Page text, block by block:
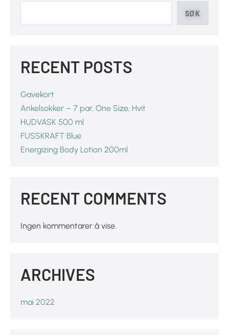
SØK
RECENT POSTS
Gavekort
Ankelsokker – 7 par, One Size, Hvit
HUDVASK 500 ml
FUSSKRAFT Blue
Energizing Body Lotion 200ml
RECENT COMMENTS
Ingen kommentarer å vise.
ARCHIVES
mai 2022